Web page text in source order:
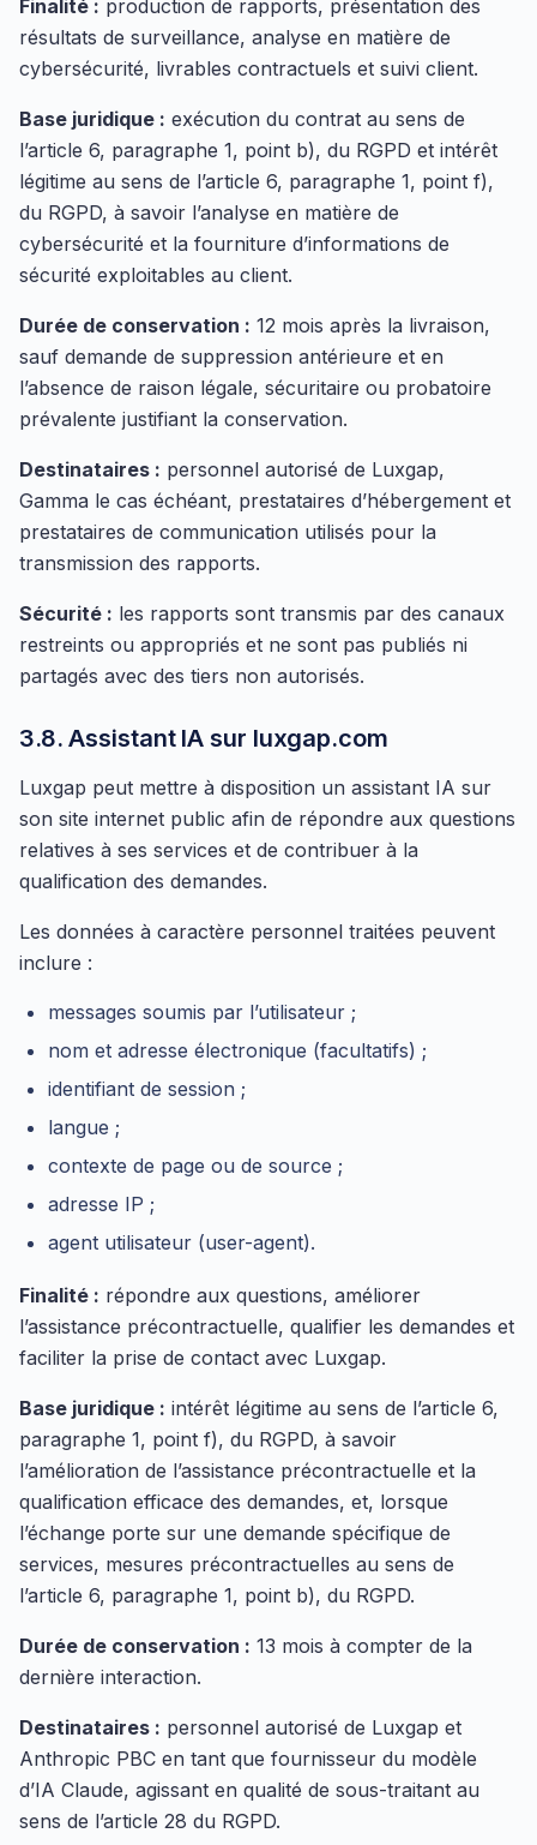
Finalité : production de rapports, présentation des
résultats de surveillance, analyse en matière de
cybersécurité, livrables contractuels et suivi client.
Base juridique : exécution du contrat au sens de
l’article 6, paragraphe 1, point b), du RGPD et intérêt
légitime au sens de l’article 6, paragraphe 1, point f),
du RGPD, à savoir l’analyse en matière de
cybersécurité et la fourniture d’informations de
sécurité exploitables au client.
Durée de conservation : 12 mois après la livraison,
sauf demande de suppression antérieure et en
l’absence de raison légale, sécuritaire ou probatoire
prévalente justifiant la conservation.
Destinataires : personnel autorisé de Luxgap,
Gamma le cas échéant, prestataires d’hébergement et
prestataires de communication utilisés pour la
transmission des rapports.
Sécurité : les rapports sont transmis par des canaux
restreints ou appropriés et ne sont pas publiés ni
partagés avec des tiers non autorisés.
3.8. Assistant IA sur luxgap.com
Luxgap peut mettre à disposition un assistant IA sur
son site internet public afin de répondre aux questions
relatives à ses services et de contribuer à la
qualification des demandes.
Les données à caractère personnel traitées peuvent
inclure :
messages soumis par l’utilisateur ;
nom et adresse électronique (facultatifs) ;
identifiant de session ;
langue ;
contexte de page ou de source ;
adresse IP ;
agent utilisateur (user-agent).
Finalité : répondre aux questions, améliorer
l’assistance précontractuelle, qualifier les demandes et
faciliter la prise de contact avec Luxgap.
Base juridique : intérêt légitime au sens de l’article 6,
paragraphe 1, point f), du RGPD, à savoir
l’amélioration de l’assistance précontractuelle et la
qualification efficace des demandes, et, lorsque
l’échange porte sur une demande spécifique de
services, mesures précontractuelles au sens de
l’article 6, paragraphe 1, point b), du RGPD.
Durée de conservation : 13 mois à compter de la
dernière interaction.
Destinataires : personnel autorisé de Luxgap et
Anthropic PBC en tant que fournisseur du modèle
d’IA Claude, agissant en qualité de sous-traitant au
sens de l’article 28 du RGPD.